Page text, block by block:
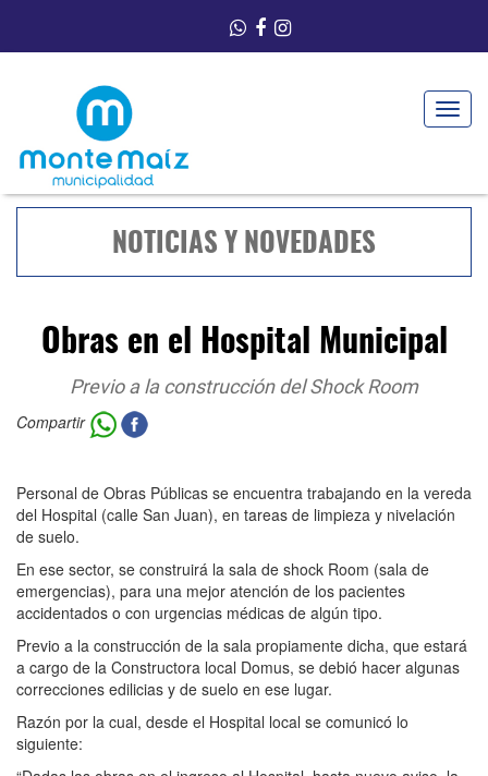
Toggle
NOTICIAS Y NOVEDADES
Obras en el Hospital Municipal
Previo a la construcción del Shock Room
Compartir
Personal de Obras Públicas se encuentra trabajando en la vereda
del Hospital (calle San Juan), en tareas de limpieza y nivelación
de suelo.
En ese sector, se construirá la sala de shock Room (sala de
emergencias), para una mejor atención de los pacientes
accidentados o con urgencias médicas de algún tipo.
Previo a la construcción de la sala propiamente dicha, que estará
a cargo de la Constructora local Domus, se debió hacer algunas
correcciones edilicias y de suelo en ese lugar.
Razón por la cual, desde el Hospital local se comunicó lo
siguiente: